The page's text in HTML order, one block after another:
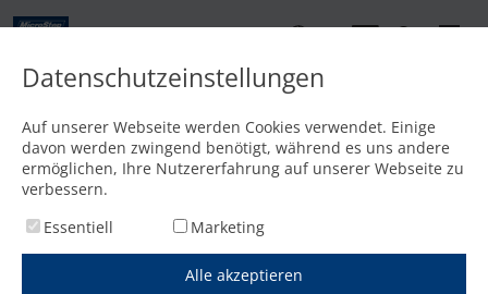
Startseite /PageNotFound
Datenschutzeinstellungen
Auf unserer Webseite werden Cookies verwendet. Einige
davon werden zwingend benötigt, während es uns andere
ermöglichen, Ihre Nutzererfahrung auf unserer Webseite zu
verbessern.
Essentiell
Marketing
Alle akzeptieren